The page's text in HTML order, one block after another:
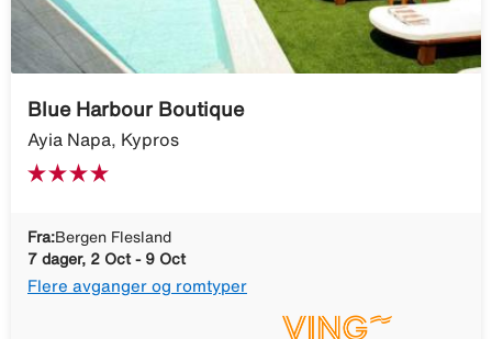
Blue Harbour Boutique
Ayia Napa, Kypros
Fra:Bergen Flesland
7 dager, 2 Oct - 9 Oct
Flere avganger og romtyper